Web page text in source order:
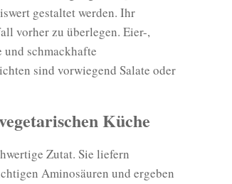
gestaltet werden. Ihr
vorher zu überlegen. Eier-,
schmackhafte
sind vorwiegend Salate oder
Küche
Zutat. Sie liefern
Aminosäuren und ergeben